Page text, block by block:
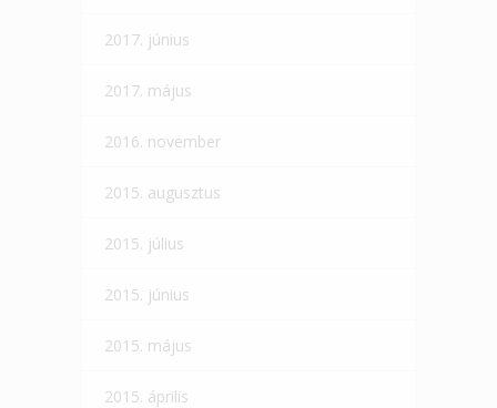
2017. június
2017. május
2016. november
2015. augusztus
2015. július
2015. június
2015. május
2015. április